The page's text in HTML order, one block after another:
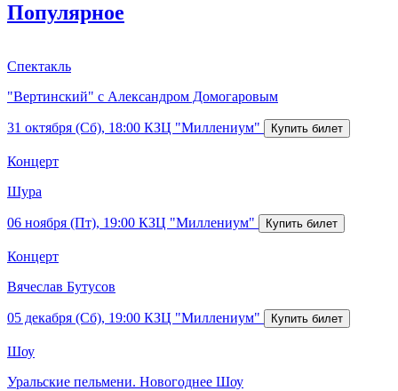
Популярное
Спектакль
"Вертинский" с Александром Домогаровым
31 октября (Сб), 18:00 КЗЦ "Миллениум"
Концерт
Шура
06 ноября (Пт), 19:00 КЗЦ "Миллениум"
Концерт
Вячеслав Бутусов
05 декабря (Сб), 19:00 КЗЦ "Миллениум"
Шоу
Уральские пельмени. Новогоднее Шоу